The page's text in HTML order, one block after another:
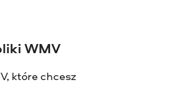
WMV
które chcesz